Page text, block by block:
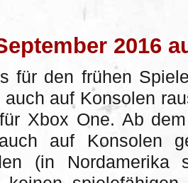
2016
für den frühen
auch auf Konsolen
Xbox One. Ab
auf Konsolen
(in Nordamerika